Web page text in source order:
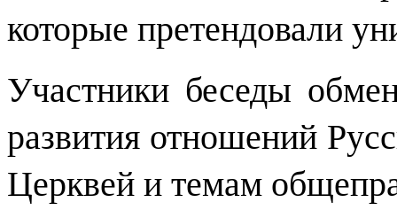
которые претендовали
Участники беседы
развития отношений
Церквей и темам